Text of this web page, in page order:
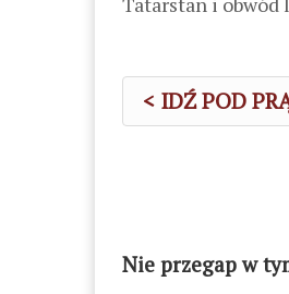
< IDŹ POD
Nie przegap w